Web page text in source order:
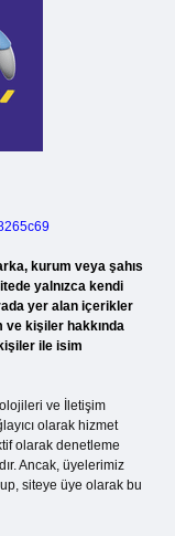
kurum veya şahıs
yalnızca kendi
yer alan içerikler
ve kişiler hakkında
ile isim
ve İletişim
olarak hizmet
olarak denetleme
Ancak, üyelerimiz
siteye üye olarak bu